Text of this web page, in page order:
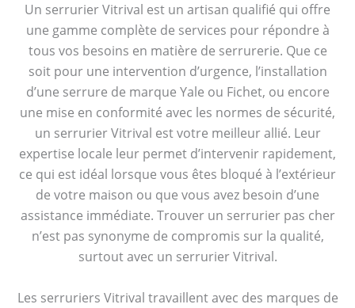
Un serrurier Vitrival est un artisan qualifié qui offre
une gamme complète de services pour répondre à
tous vos besoins en matière de serrurerie. Que ce
soit pour une intervention d’urgence, l’installation
d’une serrure de marque Yale ou Fichet, ou encore
une mise en conformité avec les normes de sécurité,
un serrurier Vitrival est votre meilleur allié. Leur
expertise locale leur permet d’intervenir rapidement,
ce qui est idéal lorsque vous êtes bloqué à l’extérieur
de votre maison ou que vous avez besoin d’une
assistance immédiate. Trouver un serrurier pas cher
n’est pas synonyme de compromis sur la qualité,
surtout avec un serrurier Vitrival.
Les serruriers Vitrival travaillent avec des marques de